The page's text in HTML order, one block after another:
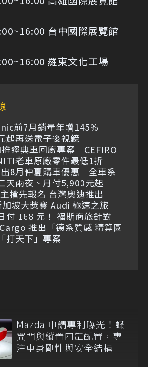
台中國際展覽館
羅東文化工場
前7月銷量年增145%
起再送電子後視鏡
推經典車回廠專案 CEFIRO
老車原廠零件最低1折
出8月仲夏購車優惠 全車系
天兩夜、月付5,900元起
搶先報名 台灣奧迪推出
坡大獎賽 Audi 極速之旅
付 168 元！ 福斯商旅針對
推出「德系質感 精算圓
打天下」專案
Mazda 申請專利曝光！蝶
翼門與縱置四缸配置，專
注車身剛性與安全結構